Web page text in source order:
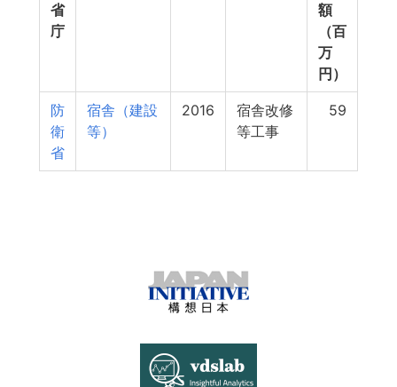
省
庁
額
（百
万
円）
防
衛
省
宿舎（建設
等）
2016
宿舎改修
等工事
59